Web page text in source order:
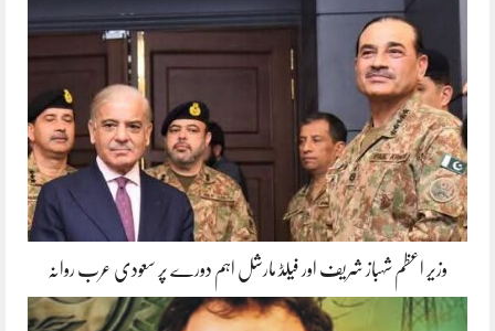
وزیر اعظم شہباز شریف اور فیلڈ مارشل اہم دورے پر سعودی عرب روانہ